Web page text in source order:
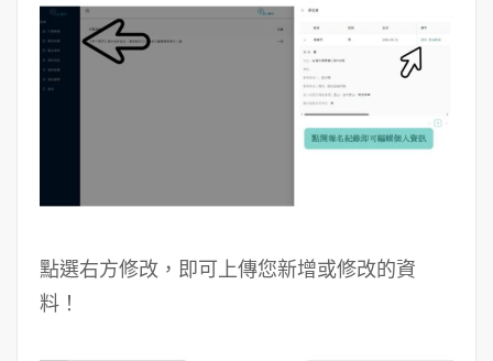
點選右方修改，即可上傳您新增或修改的資
料！